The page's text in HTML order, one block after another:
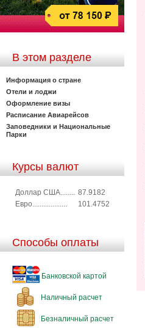
В этом разделе
Информация о стране
Отели и лоджи
Оформление визы
Расписание Авиарейсов
Заповедники и Национальные
Парки
Курсы валют
Доллар США........ 87.9182
Евро...................
101.4752
Способы оплаты
Банковской картой
Наличный расчет
Безналичный расчет